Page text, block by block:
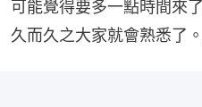
可能覺得要多一點時間來
久而久之大家就會熟悉了。